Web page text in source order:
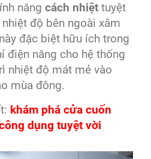
năng cách nhiệt tuyệt
độ bên ngoài xâm
đặc biệt hữu ích trong
điện năng cho hệ thống
nhiệt độ mát mẻ vào
mùa đông.
khám phá cửa cuốn
dụng tuyệt vời